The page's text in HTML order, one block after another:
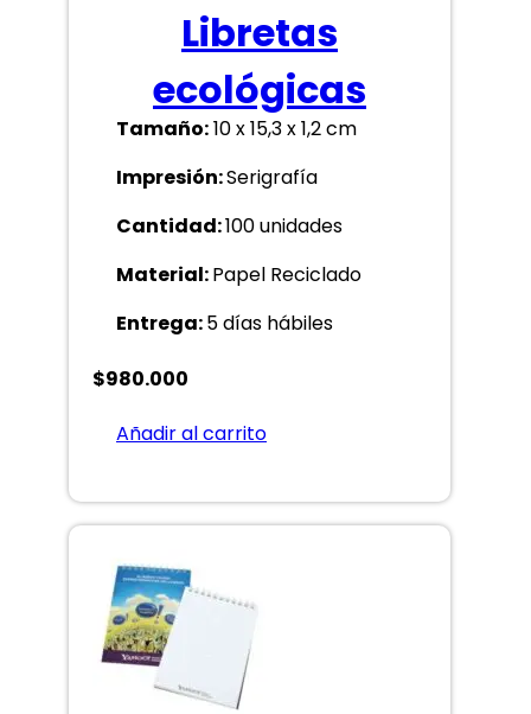
Libretas
ecológicas
Tamaño:10 x 15,3 x 1,2 cm
Impresión:Serigrafía
Cantidad:100 unidades
Material:Papel Reciclado
Entrega:5 días hábiles
$980.000
Añadir al carrito